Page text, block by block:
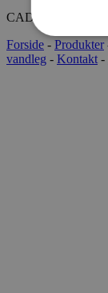
CADOAQUA®
Forside - Produkter
vandleg - Kontakt -